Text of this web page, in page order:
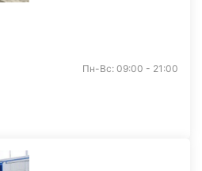
Пн-Вс: 09:00 - 21:00